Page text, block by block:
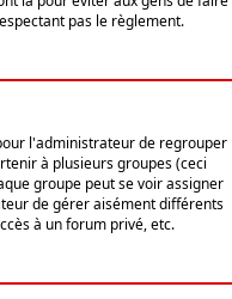
pas le règlement.
l'administrateur de regrouper
à plusieurs groupes (ceci
groupe peut se voir assigner
de gérer aisément différents
à un forum privé, etc.